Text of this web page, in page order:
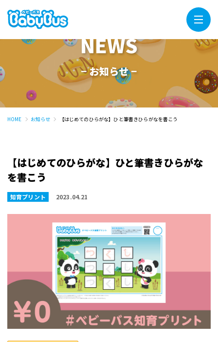
NEWS
− お知らせ −
HOME お知らせ 【はじめてのひらがな】ひと筆書きひらがなを書こう
【はじめてのひらがな】ひと筆書きひらがな
を書こう
知育プリント 2023.04.21